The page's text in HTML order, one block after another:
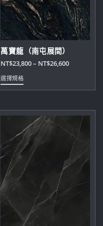
萬寶龍（南屯展間）
NT$23,800– NT$26,600價
到
NT$26,600
選擇規格此
產
有
種
款
式。
可
在
面